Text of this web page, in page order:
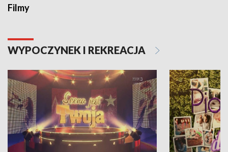
Filmy
WYPOCZYNEK I REKREACJA